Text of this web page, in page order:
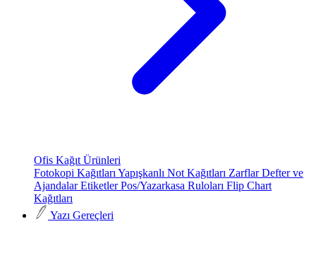
Ofis Kağıt Ürünleri
Fotokopi Kağıtları Yapışkanlı Not Kağıtları ZarflarDefter ve
AjandalarEtiketlerPos/Yazarkasa Ruloları Flip Chart
Kağıtları
Yazı Gereçleri